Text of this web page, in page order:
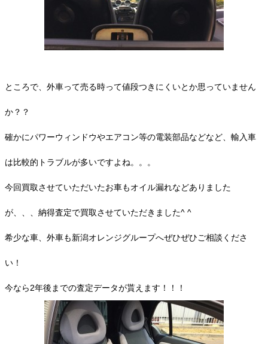
ところで、外車って売る時って値段つきにくいとか思っていません
か？？
確かにパワーウィンドウやエアコン等の電装部品などなど、輸入車
は比較的トラブルが多いですよね。。。
今回買取させていただいたお車もオイル漏れなどありました
が、、、納得査定で買取させていただきました^ ^
希少な車、外車も新潟オレンジグループへぜひぜひご相談くださ
い！
今なら2年後までの査定データが貰えます！！！